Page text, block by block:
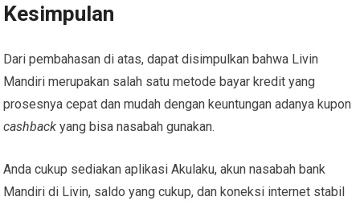
Kesimpulan
Dari pembahasan di atas, dapat disimpulkan bahwa Livin
Mandiri merupakan salah satu metode bayar kredit yang
prosesnya cepat dan mudah dengan keuntungan adanya kupon
cashback yang bisa nasabah gunakan.
Anda cukup sediakan aplikasi Akulaku, akun nasabah bank
Mandiri di Livin, saldo yang cukup, dan koneksi internet stabil